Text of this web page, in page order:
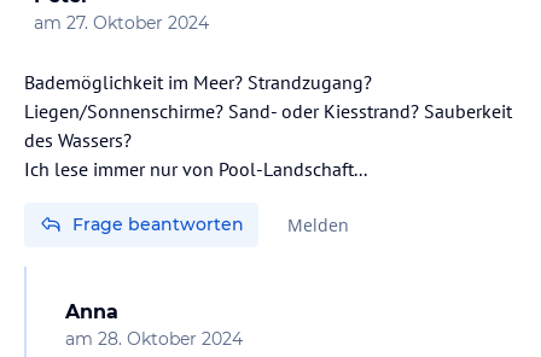
am 27. Oktober 2024
Bademöglichkeit im Meer? Strandzugang?
Liegen/Sonnenschirme? Sand- oder Kiesstrand? Sauberkeit
des Wassers?
Ich lese immer nur von Pool-Landschaft...
Frage beantworten Melden
Anna
am 28. Oktober 2024